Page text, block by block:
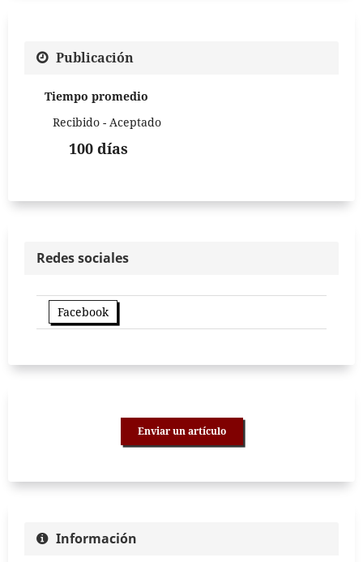
Publicación
Tiempo promedio
Recibido - Aceptado
100 días
Redes sociales
Facebook
Enviar un artículo
Información